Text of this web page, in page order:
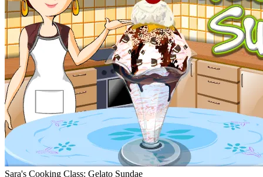
Sara's Cooking Class: Gelato Sundae